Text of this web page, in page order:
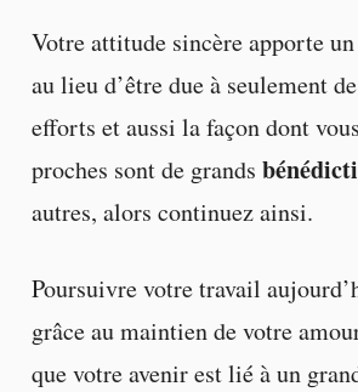
Votre attitude sincère apporte
au lieu d’être due à seulement
efforts et aussi la façon dont
proches sont de grands
autres, alors continuez ainsi.
Poursuivre votre travail
grâce au maintien de votre
que votre avenir est lié à un